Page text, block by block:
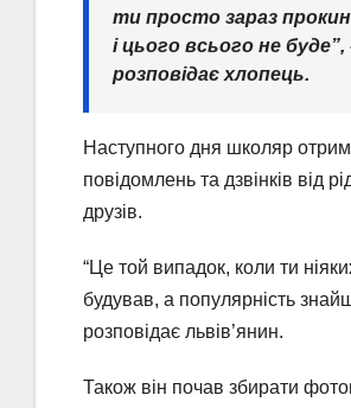
ти просто зараз
і цього всього не буде”,
розповідає хлопець.
Наступного дня школяр
повідомлень та дзвінків від
друзів.
“Це той випадок, коли ти
будував, а популярність
розповідає львів’янин.
Також він почав збирати